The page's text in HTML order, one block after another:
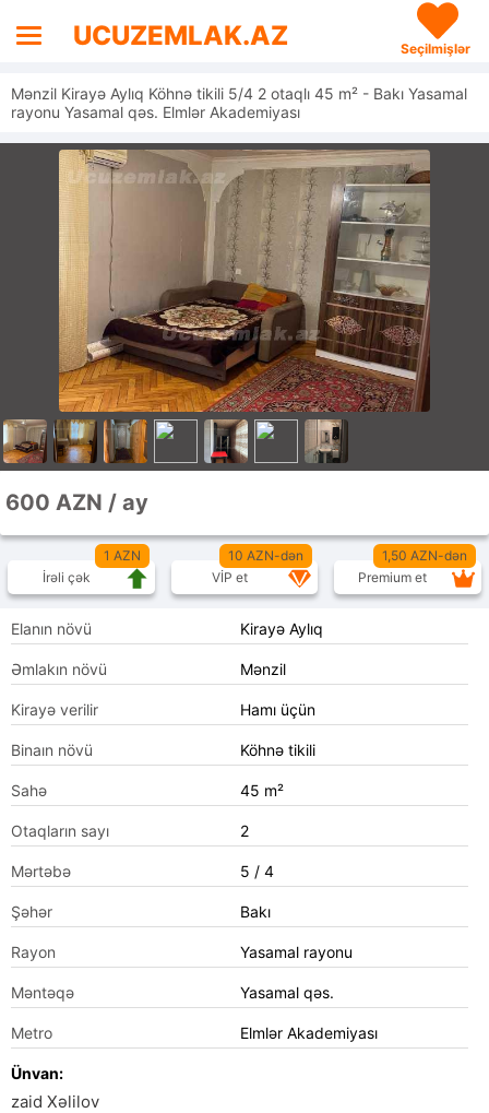
UCUZEMLAK.AZ Seçilmişlər
Mənzil Kirayə Aylıq Köhnə tikili 5/4 2 otaqlı 45 m² - Bakı Yasamal
rayonu Yasamal qəs. Elmlər Akademiyası
600 AZN / ay
1 AZN
İrəli çək
10 AZN-dən
VİP et
1,50 AZN-dən
Premium et
Elanın növü Kirayə Aylıq
Əmlakın növü Mənzil
Kirayə verilir Hamı üçün
Binaın növü Köhnə tikili
Sahə 45 m²
Otaqların sayı 2
Mərtəbə 5 / 4
Şəhər Bakı
Rayon Yasamal rayonu
Məntəqə Yasamal qəs.
Metro Elmlər Akademiyası
Ünvan:
zaid Xəlilov